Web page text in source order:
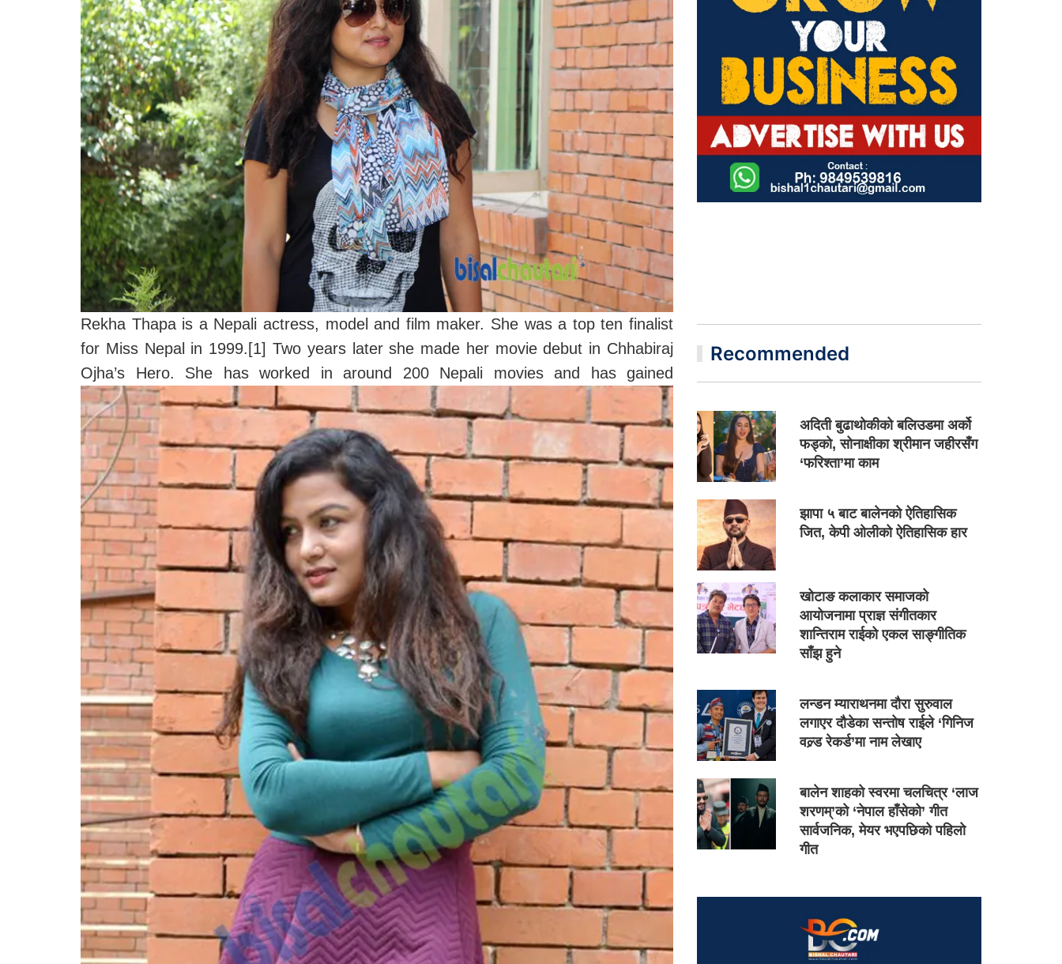
Rekha Thapa is a Nepali actress, model and film maker. She was a top ten finalist
for Miss Nepal in 1999.[1] Two years later she made her movie debut in Chhabiraj
Ojha’s Hero. She has worked in around 200 Nepali movies and has gained
Recommended
अदिती बुढाथोकीको बलिउडमा अर्को
फड्को, सोनाक्षीका श्रीमान जहीरसँग
‘फरिश्ता’मा काम
झापा ५ बाट बालेनको ऐतिहासिक
जित, केपी ओलीको ऐतिहासिक हार
खोटाङ कलाकार समाजको
आयोजनामा प्राज्ञ संगीतकार
शान्तिराम राईको एकल साङ्गीतिक
साँझ हुने
लन्डन म्याराथनमा दौरा सुरुवाल
लगाएर दौडेका सन्तोष राईले ‘गिनिज
वल्र्ड रेकर्ड’मा नाम लेखाए
बालेन शाहको स्वरमा चलचित्र ‘लाज
शरणम्’को ‘नेपाल हाँसेको’ गीत
सार्वजनिक, मेयर भएपछिको पहिलो
गीत